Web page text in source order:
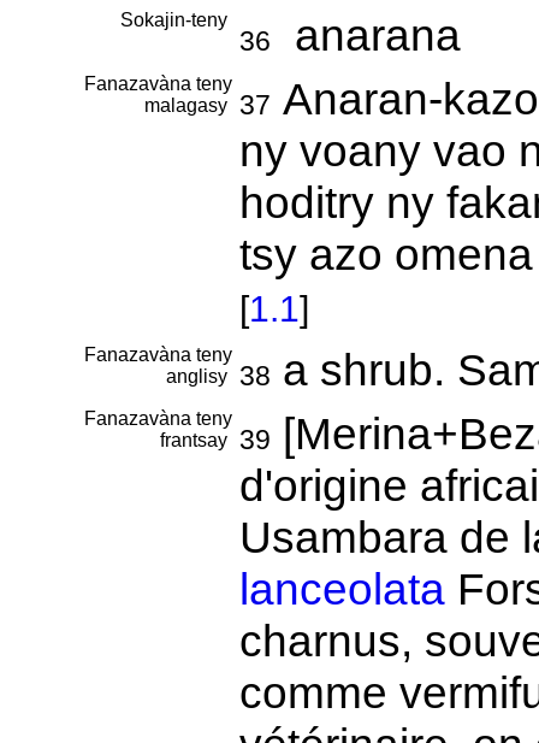
Sokajin-teny
36 anarana
Fanazavàna teny
malagasy
37 Anaran-
ny voany vao
hoditry ny
tsy azo
[1.1]
Fanazavàna teny
anglisy
38 a shrub.
Fanazavàna teny
frantsay
39
d'origine
Usambara de
lanceolata
charnus,
comme